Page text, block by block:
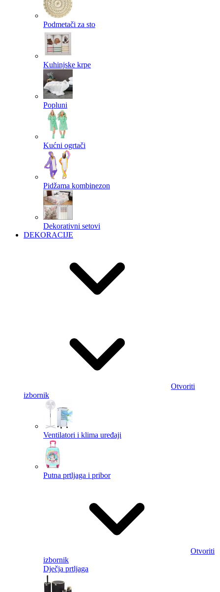
Podmetači za sto
Kuhinjske krpe
Popluni
Kućni ogrtači
Pidžama kombinezon
Dekorativni setovi
DEKORACIJE
Otvoriti
izbornik
Ventilatori i klima uređaji
Putna prtljaga i pribor
Otvoriti
izbornik
Dječja prtljaga